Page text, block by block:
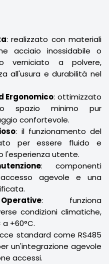
: realizzato con materiali
acciaio inossidabile o
verniciato a polvere,
all'usura e durabilità nel
Ergonomico: ottimizzato
spazio minimo pur
confortevole.
: il funzionamento del
per essere fluido e
l'esperienza utente.
: componenti
agevole e una
: funziona
condizioni climatiche,
+60°C.
standard come RS485
un'integrazione agevole
accessi.